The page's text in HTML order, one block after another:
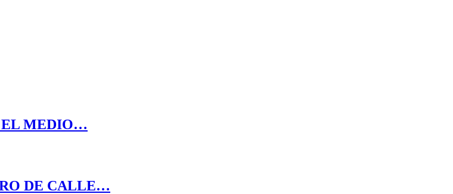
EL MEDIO…
DE CALLE…